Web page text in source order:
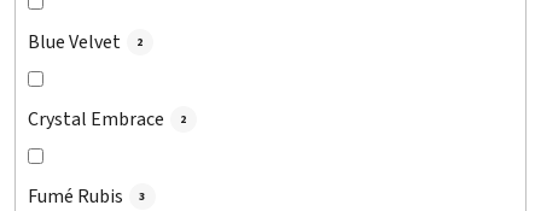
Blue Velvet 2
Crystal Embrace 2
Fumé Rubis 3